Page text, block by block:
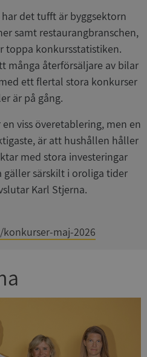
det tufft är byggsektorn
samt restaurangbranschen,
toppa konkursstatistiken.
många återförsäljare av bilar
ett flertal stora konkurser
är på gång.
viss överetablering, men en
är att hushållen håller
med stora investeringar
gäller särskilt i oroliga tider
Karl Stjerna.
maj-2026